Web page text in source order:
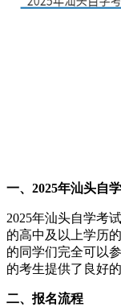
一、2025年汕头自
2025年汕头自学考
的高中及以上学历
的同学们完全可以
的考生提供了良好的
二、报名流程